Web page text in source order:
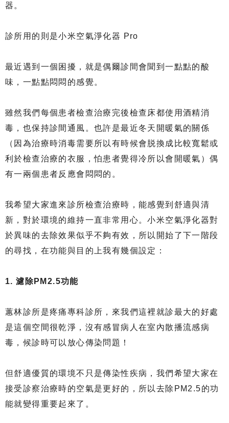
器。
診所用的則是小米空氣淨化器 Pro
最近遇到一個困擾，就是偶爾診間會聞到一點點的酸
味，一點點悶悶的感覺。
雖然我們每個患者檢查治療完後檢查床都使用酒精消
毒，也保持診間通風。也許是最近冬天開暖氣的關係
（因為治療時消毒需要所以有時候會脱換成比較寬鬆或
利於檢查治療的衣服，怕患者覺得冷所以會開暖氣）偶
有一兩個患者反應會悶悶的。
我希望大家進來診所檢查治療時，能感覺到舒適與清
新，對於環境的維持一直非常用心。小米空氣淨化器對
於異味的去除效果似乎不夠有效，所以開始了下一階段
的尋找，在功能與目的上我有幾個設定：
1. 濾除PM2.5功能
蕙林診所是疼痛專科診所，來我們這裡就診最大的好處
是這個空間很乾淨，沒有感冒病人在室內散播流感病
毒，候診時可以放心傳染問題！
但舒適優質的環境不只是傳染性疾病，我們希望大家在
接受診察治療時的空氣是更好的，所以去除PM2.5的功
能就變得重要起來了。